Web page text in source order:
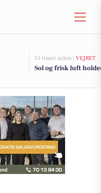
15 timer siden | VEJRET
Sol og frisk luft
på Nordsøen Oceanarium